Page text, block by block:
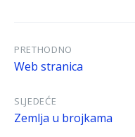
PRETHODNO
Web stranica
SLJEDEĆE
Zemlja u brojkama